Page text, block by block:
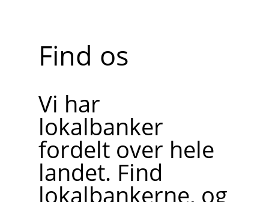
Find os
Vi har
lokalbanker
fordelt over hele
landet. Find
lokalbankerne, og